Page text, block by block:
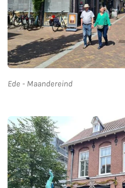
Ede - Maandereind